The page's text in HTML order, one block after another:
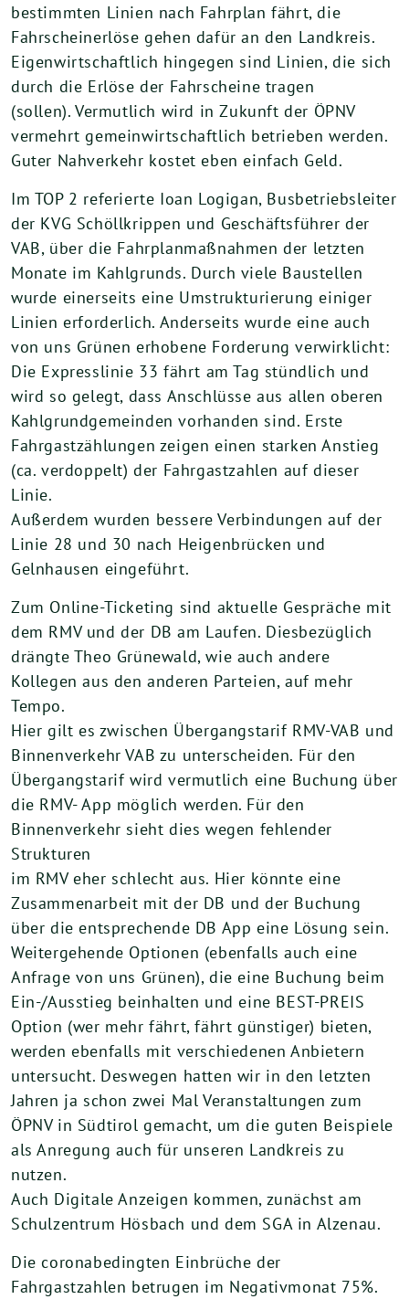
bestimmten Linien nach Fahrplan fährt, die
Fahrscheinerlöse gehen dafür an den Landkreis.
Eigenwirtschaftlich hingegen sind Linien, die sich
durch die Erlöse der Fahrscheine tragen
(sollen). Vermutlich wird in Zukunft der ÖPNV
vermehrt gemeinwirtschaftlich betrieben werden.
Guter Nahverkehr kostet eben einfach Geld.
Im TOP 2 referierte Ioan Logigan, Busbetriebsleiter
der KVG Schöllkrippen und Geschäftsführer der
VAB, über die Fahrplanmaßnahmen der letzten
Monate im Kahlgrunds. Durch viele Baustellen
wurde einerseits eine Umstrukturierung einiger
Linien erforderlich. Anderseits wurde eine auch
von uns Grünen erhobene Forderung verwirklicht:
Die Expresslinie 33 fährt am Tag stündlich und
wird so gelegt, dass Anschlüsse aus allen oberen
Kahlgrundgemeinden vorhanden sind. Erste
Fahrgastzählungen zeigen einen starken Anstieg
(ca. verdoppelt) der Fahrgastzahlen auf dieser
Linie.
Außerdem wurden bessere Verbindungen auf der
Linie 28 und 30 nach Heigenbrücken und
Gelnhausen eingeführt.
Zum Online-Ticketing sind aktuelle Gespräche mit
dem RMV und der DB am Laufen. Diesbezüglich
drängte Theo Grünewald, wie auch andere
Kollegen aus den anderen Parteien, auf mehr
Tempo.
Hier gilt es zwischen Übergangstarif RMV-VAB und
Binnenverkehr VAB zu unterscheiden. Für den
Übergangstarif wird vermutlich eine Buchung über
die RMV- App möglich werden. Für den
Binnenverkehr sieht dies wegen fehlender
Strukturen
im RMV eher schlecht aus. Hier könnte eine
Zusammenarbeit mit der DB und der Buchung
über die entsprechende DB App eine Lösung sein.
Weitergehende Optionen (ebenfalls auch eine
Anfrage von uns Grünen), die eine Buchung beim
Ein-/Ausstieg beinhalten und eine BEST-PREIS
Option (wer mehr fährt, fährt günstiger) bieten,
werden ebenfalls mit verschiedenen Anbietern
untersucht. Deswegen hatten wir in den letzten
Jahren ja schon zwei Mal Veranstaltungen zum
ÖPNV in Südtirol gemacht, um die guten Beispiele
als Anregung auch für unseren Landkreis zu
nutzen.
Auch Digitale Anzeigen kommen, zunächst am
Schulzentrum Hösbach und dem SGA in Alzenau.
​Die coronabedingten Einbrüche der
Fahrgastzahlen betrugen im Negativmonat 75%.